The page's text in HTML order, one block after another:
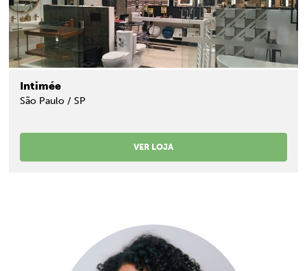
Intimée
São Paulo / SP
VER LOJA